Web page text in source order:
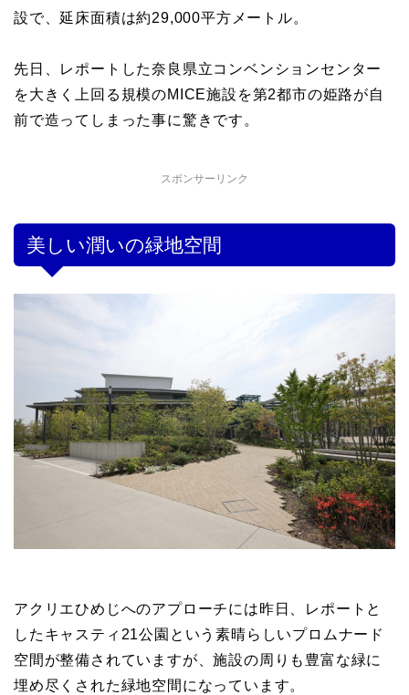
設で、延床面積は約29,000平方メートル。
先日、レポートした奈良県立コンベンションセンター
を大きく上回る規模のMICE施設を第2都市の姫路が自
前で造ってしまった事に驚きです。
スポンサーリンク
美しい潤いの緑地空間
アクリエひめじへのアプローチには昨日、レポートと
したキャスティ21公園という素晴らしいプロムナード
空間が整備されていますが、施設の周りも豊富な緑に
埋め尽くされた緑地空間になっています。